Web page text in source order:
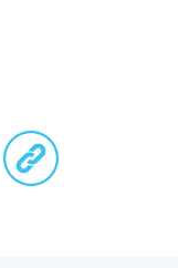
zkopírovat odkaz